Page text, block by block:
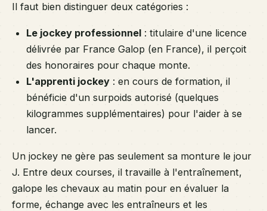
Il faut bien distinguer deux catégories :
Le jockey professionnel : titulaire d'une licence
délivrée par France Galop (en France), il perçoit
des honoraires pour chaque monte.
L'apprenti jockey : en cours de formation, il
bénéficie d'un surpoids autorisé (quelques
kilogrammes supplémentaires) pour l'aider à se
lancer.
Un jockey ne gère pas seulement sa monture le jour
J. Entre deux courses, il travaille à l'entraînement,
galope les chevaux au matin pour en évaluer la
forme, échange avec les entraîneurs et les